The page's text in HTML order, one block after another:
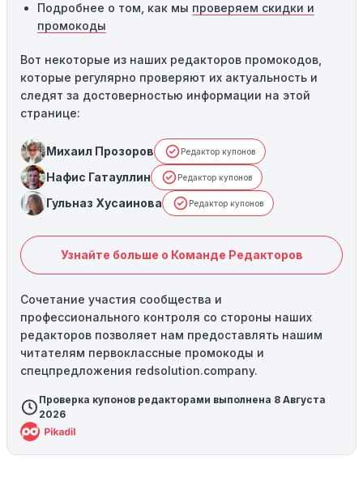
Подробнее о том, как мы проверяем скидки и
промокоды
Вот некоторые из наших редакторов промокодов,
которые регулярно проверяют их актуальность и
следят за достоверностью информации на этой
странице:
Михаил Прозоров Редактор купонов
Нафис Гатауллин Редактор купонов
Гульназ Хусаинова Редактор купонов
Узнайте больше о Команде Редакторов
Сочетание участия сообщества и
профессионального контроля со стороны наших
редакторов позволяет нам предоставлять нашим
читателям первоклассные промокоды и
спецпредложения redsolution.company.
Проверка купонов редакторами выполнена 8 Августа
2026